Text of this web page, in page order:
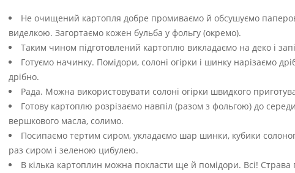
Не очищений картопля добре промиваємо й обсушуємо
виделкою. Загортаємо кожен бульба у фольгу (окремо).
Таким чином підготовлений картоплю викладаємо на деко і
Готуємо начинку. Помідори, солоні огірки і шинку нарізаємо
дрібно.
Рада. Можна використовувати солоні огірки швидкого
Готову картоплю розрізаємо навпіл (разом з фольгою) до
вершкового масла, солимо.
Посипаємо тертим сиром, укладаємо шар шинки, кубики
раз сиром і зеленою цибулею.
В кілька картоплин можна покласти ще й помідори. Всі! Страва